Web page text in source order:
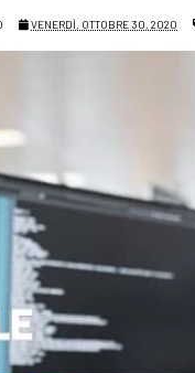
VENERDÌ, OTTOBRE 30, 2020